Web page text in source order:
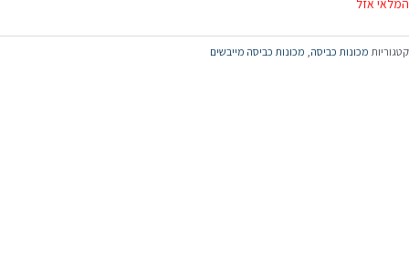
אזל
מכונות כביסה,מכונות כביסה מייבשים